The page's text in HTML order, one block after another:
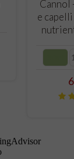
Cannol
e